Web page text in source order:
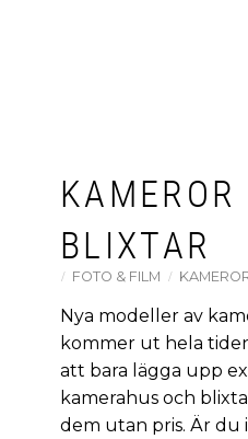
KAMEROR
BLIXTAR
FOTO & FILM
Nya modeller av
kommer ut hela
att bara lägga upp
kamerahus och
dem utan pris. Är du